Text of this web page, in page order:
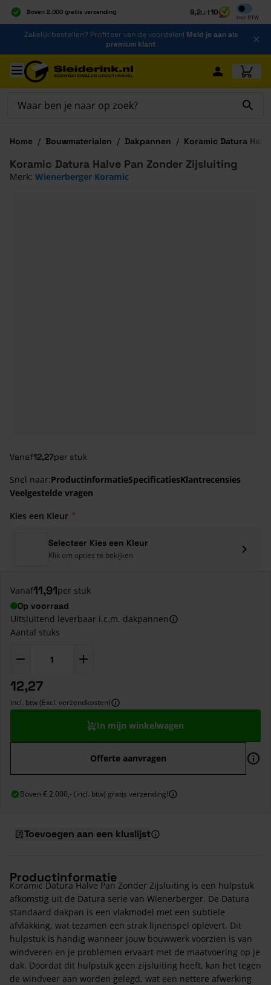
Boven 2.000 gratis verzending
Al 40 jaar dé specialist
Alles onder één dak
9,2uit10
Incl BTW
Inclusief
Ga naar de inhoud
Zakelijk bestellen? Profiteer van de voordelen! Meld je aan als
premium klant
Ga naar hoofdinhoud
Home / Bouwmaterialen / Dakpannen / Koramic Datura
Vanaf12,27per stuk
Koramic Datura Halve Pan Zonder Zijsluiting
Merk: Wienerberger Koramic
Snel naar:ProductinformatieSpecificatiesKlantrecensies
Veelgestelde vragen
Kies een Kleur
Selecteer Kies een Kleur
Klik om opties te bekijken
Vanaf11,91per stuk
Op voorraad
Uitsluitend leverbaar i.c.m. dakpannen
Aantal stuks
12,27
incl. btw (Excl. verzendkosten)
In mijn winkelwagen
Offerte aanvragen
Boven € 2.000,- (incl. btw) gratis verzending!
Toevoegen aan een kluslijst
Productinformatie
Koramic Datura Halve Pan Zonder Zijsluiting is een hulpstuk
afkomstig uit de Datura serie van Wienerberger. De Datura
standaard dakpan is een vlakmodel met een subtiele
afvlakking, wat tezamen een strak lijnenspel oplevert. Dit
hulpstuk is handig wanneer jouw bouwwerk voorzien is van
windveren en je problemen ervaart met de maatvoering op je
dak. Doordat dit hulpstuk geen zijsluiting heeft, kan het tegen
de windveer aan worden gelegd, wat een nettere afwerking